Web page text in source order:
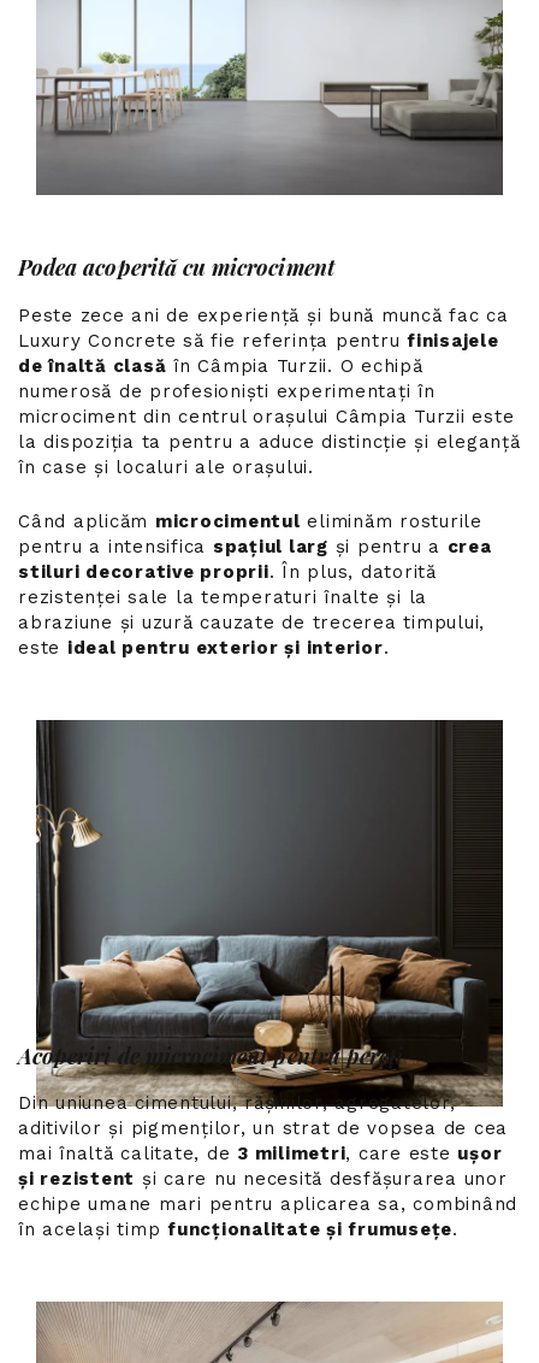
Podea acoperită cu microciment
Peste zece ani de experiență și bună muncă fac ca
Luxury Concrete să fie referința pentru finisajele
de înaltă clasă în Câmpia Turzii. O echipă
numerosă de profesioniști experimentați în
microciment din centrul orașului Câmpia Turzii este
la dispoziția ta pentru a aduce distincție și eleganță
în case și localuri ale orașului.
Când aplicăm microcimentul eliminăm rosturile
pentru a intensifica spațiul larg și pentru a crea
stiluri decorative proprii. În plus, datorită
rezistenței sale la temperaturi înalte și la
abraziune și uzură cauzate de trecerea timpului,
este ideal pentru exterior și interior.
Acoperiri de microciment pentru pereți
Din uniunea cimentului, rășinilor, agregatelor,
aditivilor și pigmenților, un strat de vopsea de cea
mai înaltă calitate, de 3 milimetri, care este ușor
și rezistent și care nu necesită desfășurarea unor
echipe umane mari pentru aplicarea sa, combinând
în același timp funcționalitate și frumusețe.